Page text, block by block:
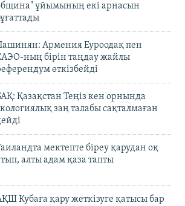
ұйымының екі арнасын
Армения Еуроодақ пен
ның бірін таңдау жайлы
өткізбейді
Қазақстан Теңіз кен орнында
заң талабы сақталмаған
мектепте біреу қарудан оқ
алты адам қаза тапты
Кубаға қару жеткізуге қатысы бар